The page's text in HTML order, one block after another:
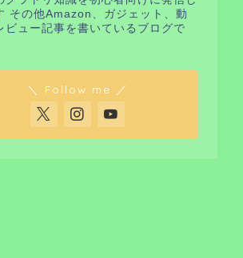
その他Amazon、ガジェット、動
ビュー記事を書いているブログで
＼ Follow me ／